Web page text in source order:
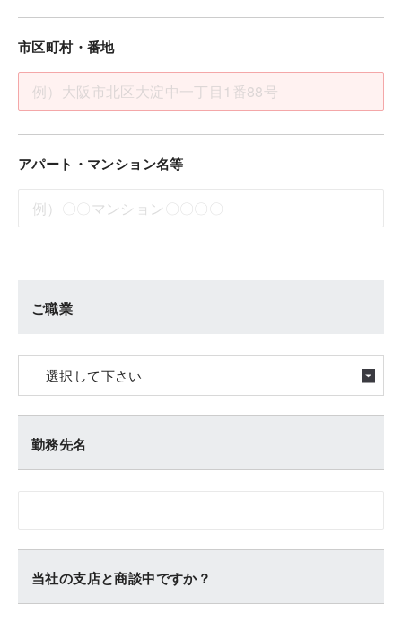
市区町村・番地
アパート・マンション名等
ご職業
勤務先名
当社の支店と商談中ですか？